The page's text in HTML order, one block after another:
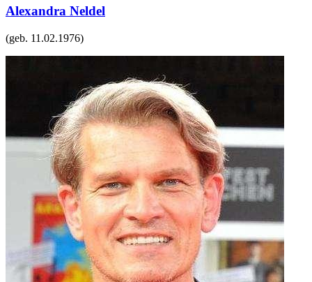
Alexandra Neldel
(geb. 11.02.1976)